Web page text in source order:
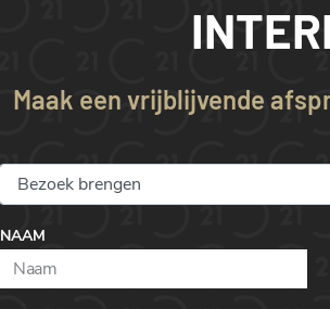
Maak een vrijblijvende
NAAM